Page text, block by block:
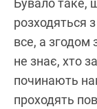
розходяться
все, а згодом
не знає, хто
починають
проходять